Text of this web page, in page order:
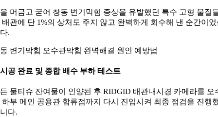
머금고 굳어 창동 변기막힘 증상을 유발했던 특수 고형 물질
배관에 단 1%의 상처도 주지 않고 완벽하게 회수해 낸 순간이었
.
변기막힘 오수관막힘 완벽해결 원인 예방법
공 완료 및 종합 배수 부하 테스트
물티슈 잔여물이 인양된 후 RIDGID 배관내시경 카메라를 오
하부 메인 공용관 합류점까지 다시 진입시켜 최종 점검을 진행
다.